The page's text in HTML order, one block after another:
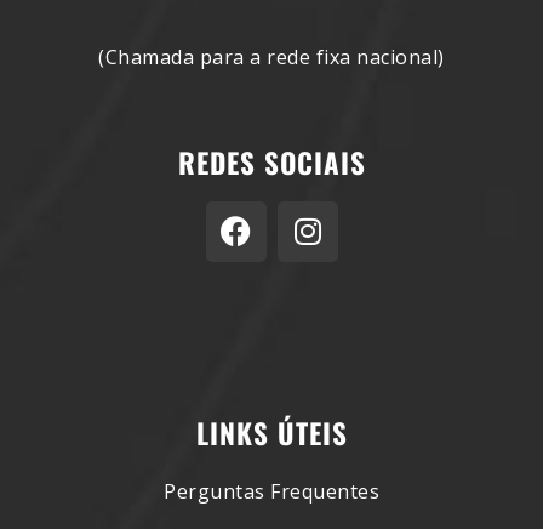
(Chamada para a rede fixa nacional)
REDES SOCIAIS
LINKS ÚTEIS
Perguntas Frequentes